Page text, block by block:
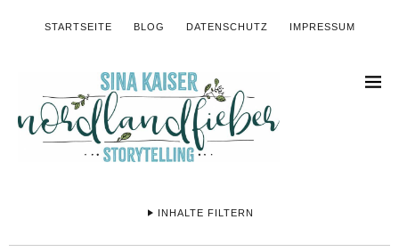
STARTSEITE BLOG DATENSCHUTZ IMPRESSUM
INHALTE FILTERN